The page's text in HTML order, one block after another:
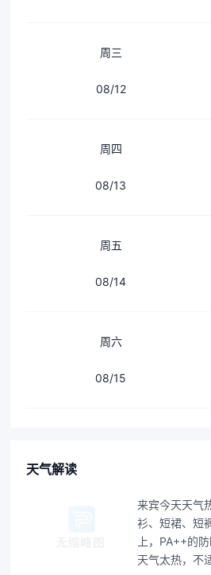
周三
08/12
周四
08/13
周五
08/14
周六
08/15
天气解读
来宾今天天气
衫、短裙、短
上，PA++的
天气太热，不